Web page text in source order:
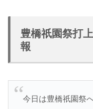
豊橋祇園祭打
報
今日は豊橋祇園祭